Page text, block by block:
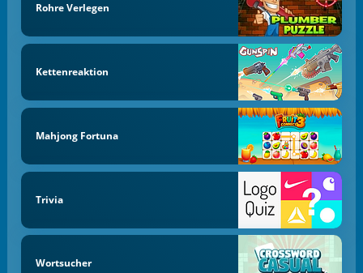
Rohre Verlegen
Kettenreaktion
Mahjong Fortuna
Trivia
Wortsucher